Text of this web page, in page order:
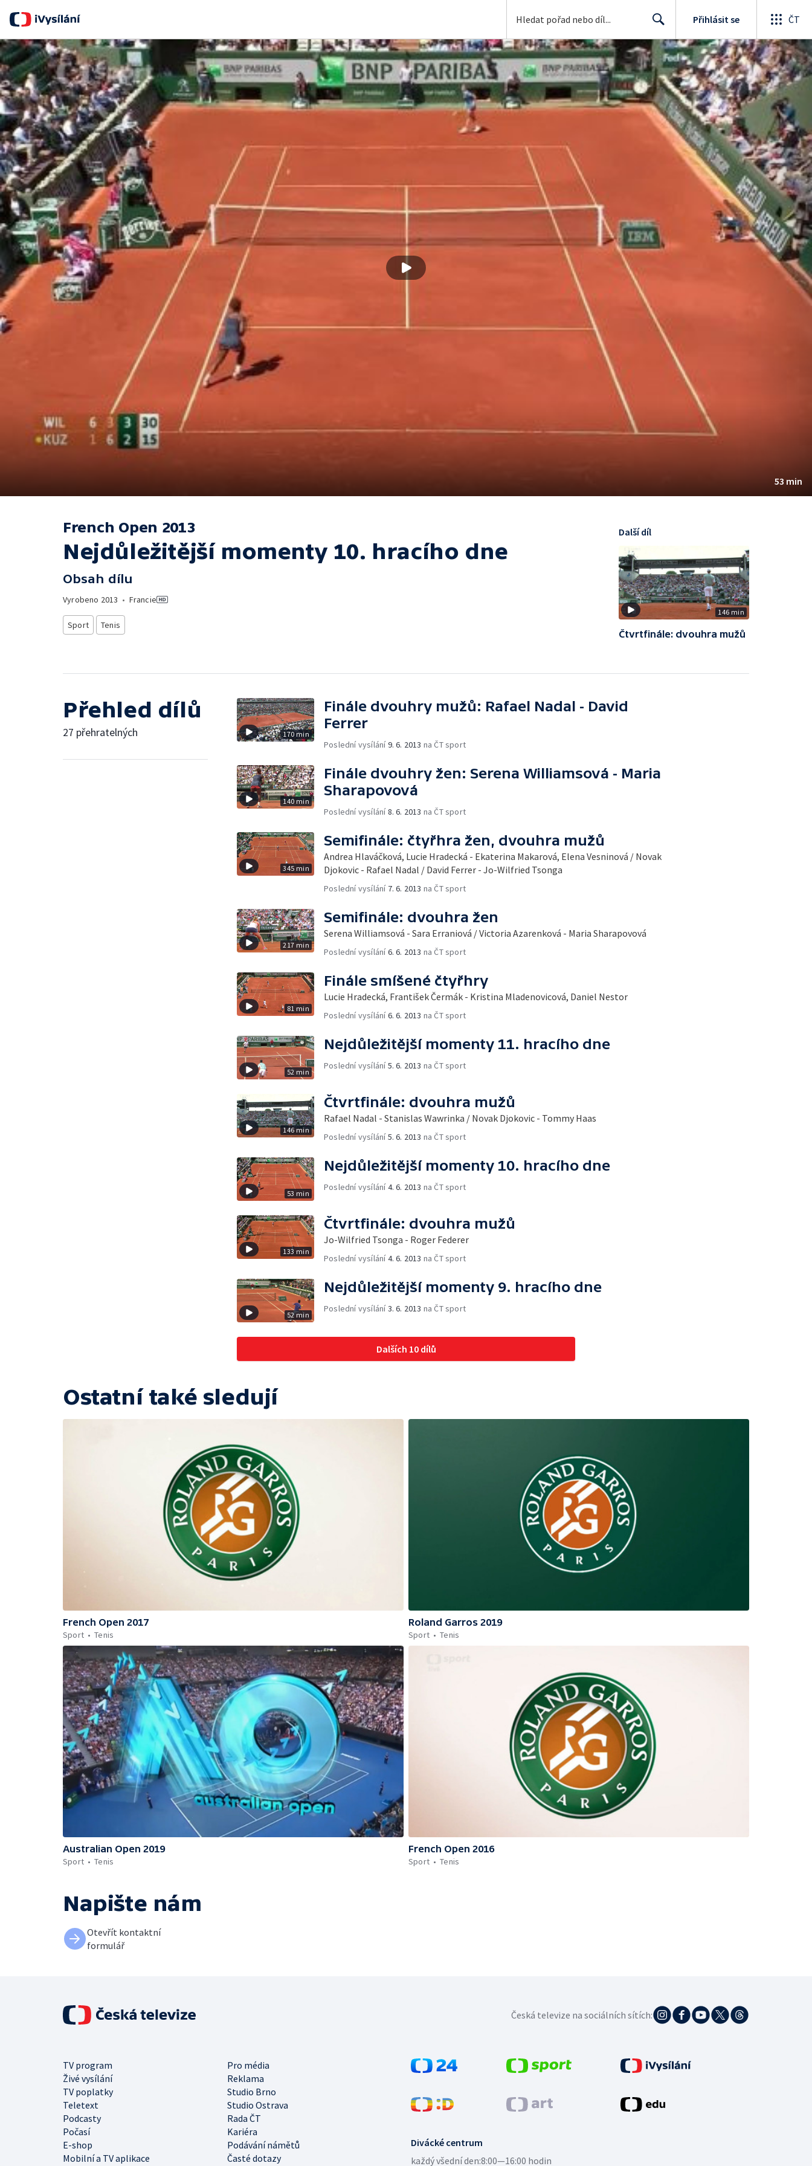
Search
Přihlásit se ČT
53 min
French Open 2013
Nejdůležitější momenty 10. hracího dne
Obsah dílu
Vyrobeno 2013 • Francie
Sport Tenis
146 min
Další díl
Čtvrtfinále: dvouhra mužů
Přehled dílů
27 přehratelných 170 min
Finále dvouhry mužů: Rafael Nadal - David
Ferrer
Poslední vysílání9. 6. 2013 na ČT sport
140 min
Finále dvouhry žen: Serena Williamsová - Maria
Sharapovová
Poslední vysílání8. 6. 2013 na ČT sport
345 min
Semifinále: čtyřhra žen, dvouhra mužů
Andrea Hlaváčková, Lucie Hradecká - Ekaterina Makarová, Elena Vesninová / Novak
Djokovic - Rafael Nadal / David Ferrer - Jo-Wilfried Tsonga
Poslední vysílání 7. 6. 2013 na ČT sport
217 min
Semifinále: dvouhra žen
Serena Williamsová - Sara Erraniová / Victoria Azarenková - Maria Sharapovová
Poslední vysílání6. 6. 2013 na ČT sport
81 min
Finále smíšené čtyřhry
Lucie Hradecká, František Čermák - Kristina Mladenovicová, Daniel Nestor
Poslední vysílání6. 6. 2013 na ČT sport
52 min
Nejdůležitější momenty 11. hracího dne
Poslední vysílání5. 6. 2013 na ČT sport
146 min
Čtvrtfinále: dvouhra mužů
Rafael Nadal - Stanislas Wawrinka / Novak Djokovic - Tommy Haas
Poslední vysílání5. 6. 2013 na ČT sport
53 min
Nejdůležitější momenty 10. hracího dne
Poslední vysílání4. 6. 2013 na ČT sport
133 min
Čtvrtfinále: dvouhra mužů
Jo-Wilfried Tsonga - Roger Federer
Poslední vysílání4. 6. 2013 na ČT sport
52 min
Nejdůležitější momenty 9. hracího dne
Poslední vysílání3. 6. 2013 na ČT sport
Dalších 10 dílů
Ostatní také sledují
French Open 2017
Sport
Tenis
Roland Garros 2019
Sport
Tenis
Australian Open 2019
Sport
Tenis
French Open 2016
Sport
Tenis
Napište nám
Otevřít kontaktní
formulář
Divácké centrum
každý všední den:8:00—16:00 hodin
TV program
Pro média
Živé vysílání
Reklama
TV poplatky
Studio Brno
Teletext
Studio Ostrava
Podcasty
Rada ČT
Počasí
Kariéra
E-shop
Podávání námětů
Mobilní a TV aplikace
Časté dotazy
Česká televize na sociálních sítích: